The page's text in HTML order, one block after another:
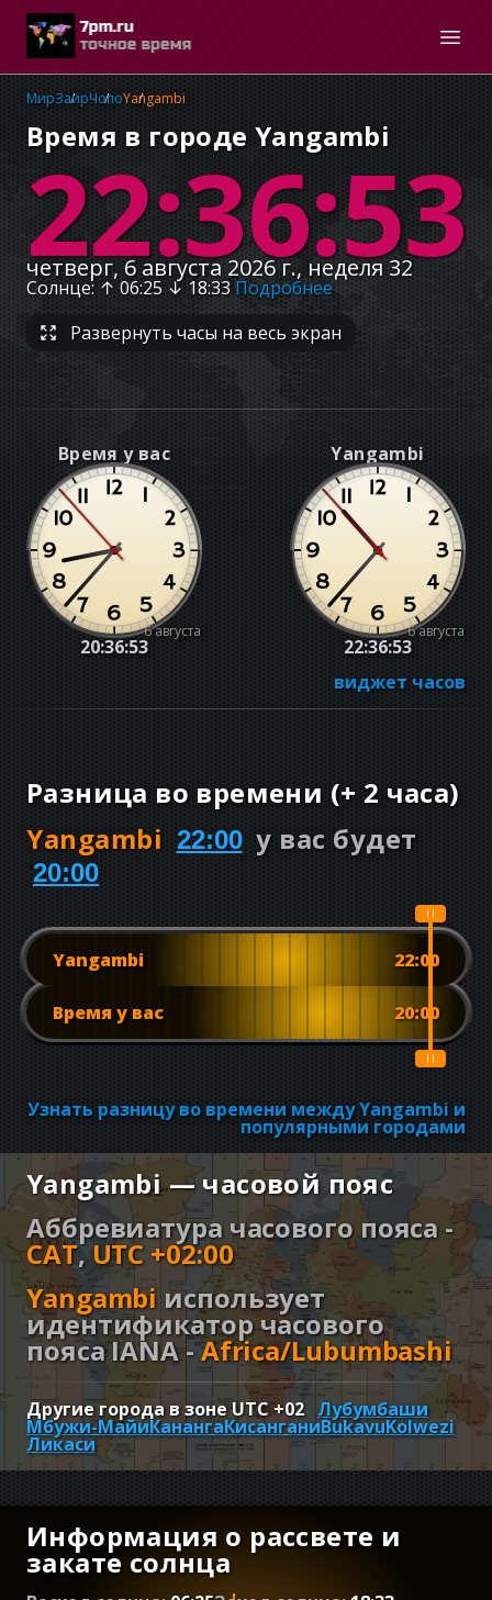
МирЗаирЧопоYangambi
Время в городе Yangambi
22:36:54
четверг, 6 августа 2026 г., неделя 32
Солнце: ↑06:25↓ 18:33 Подробнее
Развернуть часы на весь экран
Время у вас
20:36:54
6 августа
Yangambi
22:36:54
6 августа
виджет часов
Разница во времени (+ 2 часа)
Yangambi 22:00 у вас будет
20:00
Yangambi 22:00
Время у вас 20:00
Узнать разницу во времени между Yangambi и
популярными городами
Yangambi — часовой пояс
Аббревиатура часового пояса -
CAT, UTC +02:00
Yangambi использует
идентификатор часового
пояса IANA -Africa/Lubumbashi
Другие города в зоне UTC+02 Лубумбаши
Мбужи-МайиКанангаКисанганиBukavuKolwezi
Ликаси
Информация о рассвете и
закате солнца